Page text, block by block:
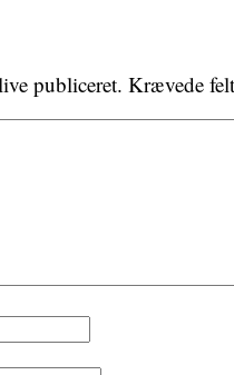
publiceret. Krævede